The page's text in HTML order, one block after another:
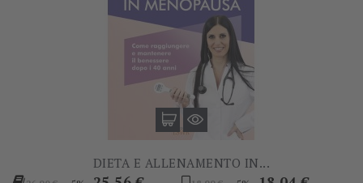
DIETA E ALLENAMENTO IN...